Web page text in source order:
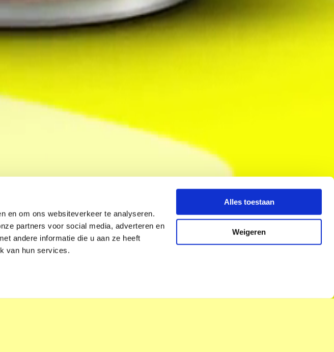
en om ons websiteverkeer te analyseren.
partners voor social media, adverteren en
andere informatie die u aan ze heeft
van hun services.
Alles toestaan
Weigeren